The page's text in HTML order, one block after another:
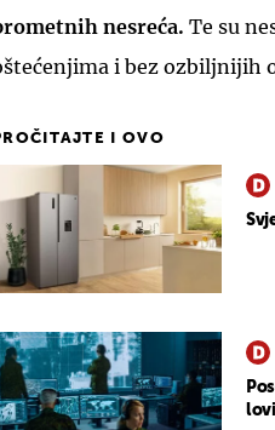
nesreća. Te su
i bez ozbiljnijih
I OVO